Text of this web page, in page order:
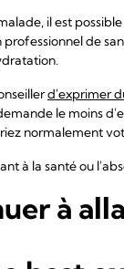
il est
de
d'exprimer
le moins
normalement
à la santé ou
à
que vous avez